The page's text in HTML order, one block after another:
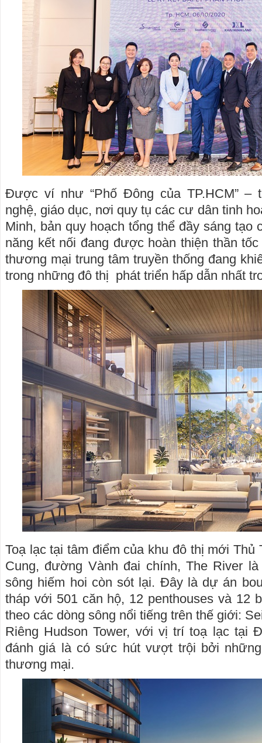
Được ví như “Phố Đông của TP.HCM” –
nghệ, giáo dục, nơi quy tụ các cư dân tinh
Minh, bản quy hoạch tổng thể đầy sáng tạo
năng kết nối đang được hoàn thiện thần
thương mại trung tâm truyền thống đang
trong những đô thị phát triển hấp dẫn nhất
Toạ lạc tại tâm điểm của khu đô thị mới
Cung, đường Vành đai chính, The River
sông hiếm hoi còn sót lại. Đây là dự án
tháp với 501 căn hộ, 12 penthouses và 12
theo các dòng sông nổi tiếng trên thế giới:
Riêng Hudson Tower, với vị trí toạ lạc tại
đánh giá là có sức hút vượt trội bởi
thương mại.